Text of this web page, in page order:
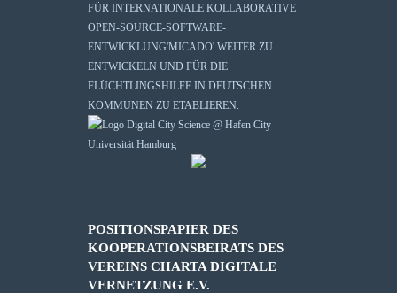
FÜR INTERNATIONALE KOLLABORATIVE
OPEN-SOURCE-SOFTWARE-
ENTWICKLUNG'MICADO' WEITER ZU
ENTWICKELN UND FÜR DIE
FLÜCHTLINGSHILFE IN DEUTSCHEN
KOMMUNEN ZU ETABLIEREN.
POSITIONSPAPIER DES
KOOPERATIONSBEIRATS DES
VEREINS CHARTA DIGITALE
VERNETZUNG E.V.